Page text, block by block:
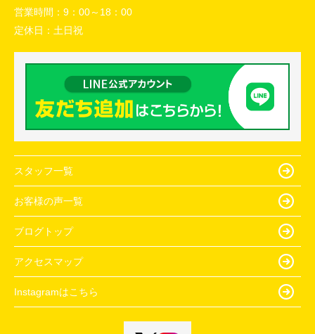
営業時間： 9：00～18：00
定休日： 土日祝
スタッフ一覧
お客様の声一覧
ブログトップ
アクセスマップ
Instagramはこちら